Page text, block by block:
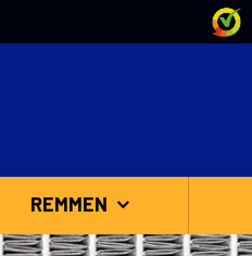
REMMEN